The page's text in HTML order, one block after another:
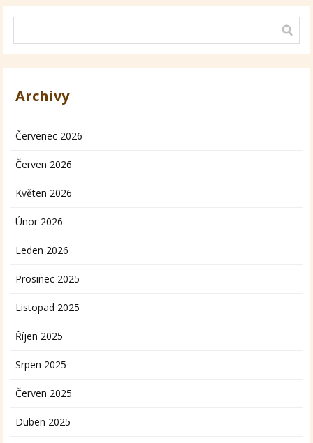
Archivy
Červenec 2026
Červen 2026
Květen 2026
Únor 2026
Leden 2026
Prosinec 2025
Listopad 2025
Říjen 2025
Srpen 2025
Červen 2025
Duben 2025